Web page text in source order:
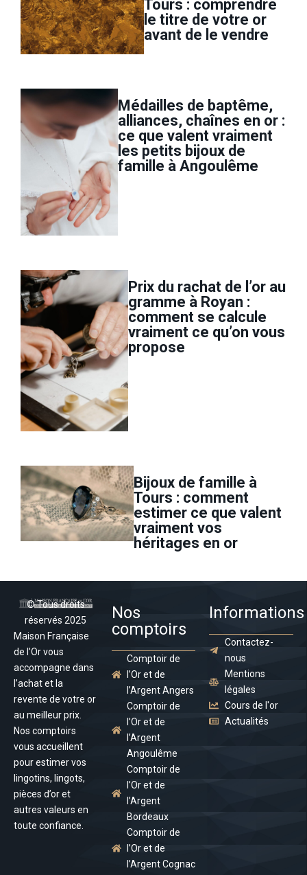
Tours : comprendre
le titre de votre or
avant de le vendre
Médailles de baptême,
alliances, chaînes en or :
ce que valent vraiment
les petits bijoux de
famille à Angoulême
Prix du rachat de l’or au
gramme à Royan :
comment se calcule
vraiment ce qu’on vous
propose
Bijoux de famille à
Tours : comment
estimer ce que valent
vraiment vos
héritages en or
© Tous droits
réservés 2025
Maison Française
de l’Or vous
accompagne dans
l’achat et la
revente de votre or
au meilleur prix.
Nos comptoirs
vous accueillent
pour estimer vos
lingotins, lingots,
pièces d’or et
autres valeurs en
toute confiance.
Nos
comptoirs
Comptoir de
l’Or et de
l’Argent Angers
Comptoir de
l’Or et de
l’Argent
Angoulême
Comptoir de
l’Or et de
l’Argent
Bordeaux
Comptoir de
l’Or et de
l’Argent Cognac
Informations
Contactez-
nous
Mentions
légales
Cours de l'or
Actualités